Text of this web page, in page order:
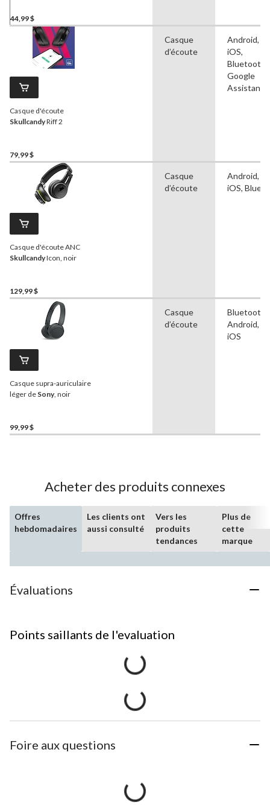
44,99 $
Casque d'écoute
SkullcandyRiff 2
79,99 $
Casque
d’écoute
Android,
iOS,
Bluetooth,
Google
Assistant
Casque d'écoute ANC
SkullcandyIcon, noir
129,99 $
Casque
d’écoute
Android,
iOS,
Casque supra-auriculaire
léger de Sony, noir
99,99 $
Casque
d’écoute
Bluetooth,
Android,
iOS
Acheter des produits connexes
Offres
hebdomadaires
Les clients ont
aussi consulté
Vers les
produits
tendances
Plus de
cette
marque
Évaluations
Points saillants de l'evaluation
Foire aux questions